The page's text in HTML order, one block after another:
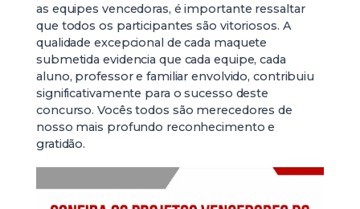
as equipes vencedoras, é importante ressaltar
que todos os participantes são vitoriosos. A
qualidade excepcional de cada maquete
submetida evidencia que cada equipe, cada
aluno, professor e familiar envolvido, contribuiu
significativamente para o sucesso deste
concurso. Vocês todos são merecedores de
nosso mais profundo reconhecimento e
gratidão.